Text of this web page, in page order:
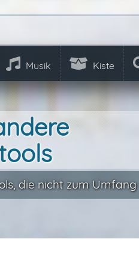
Musik Kiste
die nicht zum Umfang